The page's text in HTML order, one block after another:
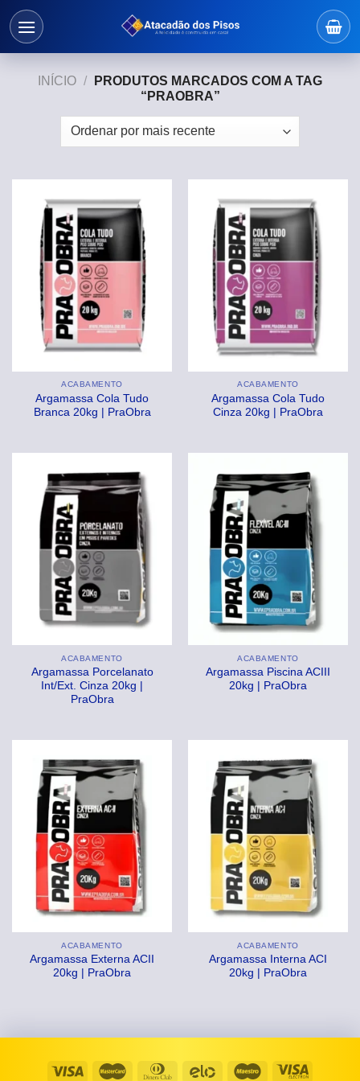
Skip
INÍCIO /
PRODUTOS MARCADOS COM A TAG
“PRAOBRA”
ACABAMENTO
Argamassa Cola Tudo
Branca 20kg | PraObra
ACABAMENTO
Argamassa Cola Tudo
Cinza 20kg | PraObra
ACABAMENTO
Argamassa Porcelanato
Int/Ext. Cinza 20kg |
PraObra
ACABAMENTO
Argamassa Piscina ACIII
20kg | PraObra
ACABAMENTO
Argamassa Externa ACII
20kg | PraObra
ACABAMENTO
Argamassa Interna ACI
20kg | PraObra